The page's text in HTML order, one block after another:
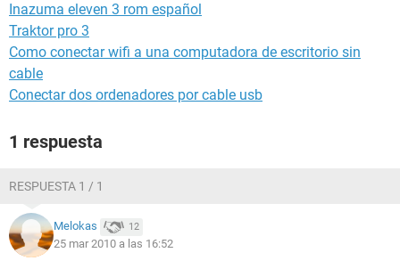
Inazuma eleven 3 rom español
Traktor pro 3
Como conectar wifi a una computadora de escritorio sin
cable
Conectar dos ordenadores por cable usb
1 respuesta
RESPUESTA 1 / 1
Melokas 12
25 mar 2010 a las 16:52